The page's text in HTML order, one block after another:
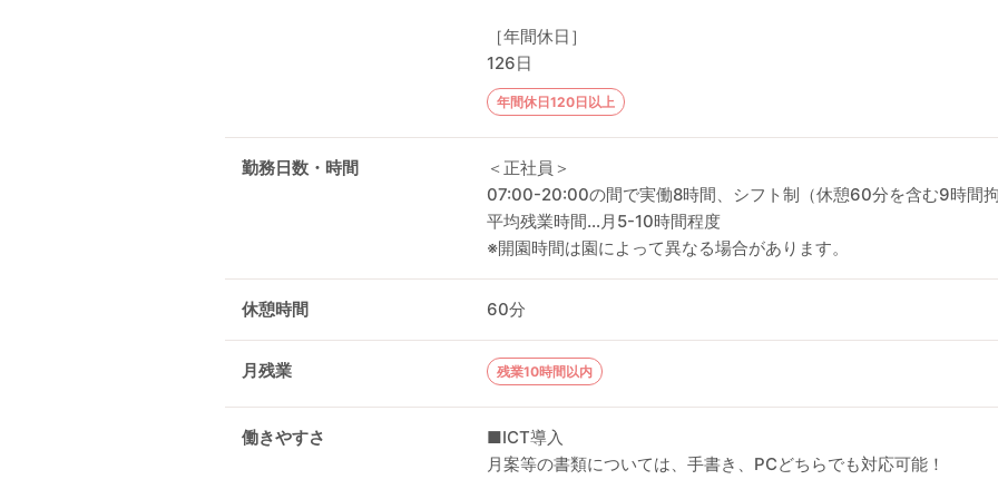
［年間休日］
126日
年間休日120日以上
勤務日数・時間
＜正社員＞
07:00-20:00の間で実働8時間、シフト制（休憩60分を含む9時間
平均残業時間…月5-10時間程度
※開園時間は園によって異なる場合があります。
休憩時間 60分
月残業 残業10時間以内
働きやすさ
■ICT導入
月案等の書類については、手書き、PCどちらでも対応可能！